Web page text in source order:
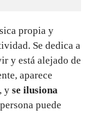
propia y
Se dedica a
y está alejado de
aparece
y se ilusiona
puede